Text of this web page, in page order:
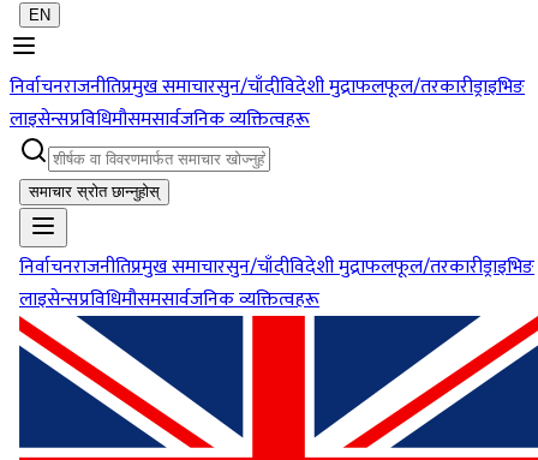
EN
निर्वाचनराजनीतिप्रमुख समाचारसुन/चाँदीविदेशी मुद्राफलफूल/तरकारीड्राइभिङ
लाइसेन्सप्रविधिमौसमसार्वजनिक व्यक्तित्वहरू
समाचार स्रोत छान्नुहोस्
निर्वाचनराजनीतिप्रमुख समाचारसुन/चाँदीविदेशी मुद्राफलफूल/तरकारीड्राइभिङ
लाइसेन्सप्रविधिमौसमसार्वजनिक व्यक्तित्वहरू